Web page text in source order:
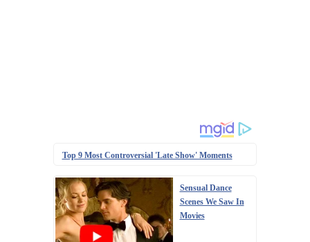
Top 9 Most Controversial 'Late Show' Moments
Sensual Dance
Scenes We Saw In
Movies